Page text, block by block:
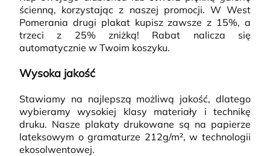
ścienną, korzystając z naszej promocji. W West
Pomerania drugi plakat kupisz zawsze z 15%, a
trzeci z 25% zniżką! Rabat nalicza się
automatycznie w Twoim koszyku.
Wysoka jakość
Stawiamy na najlepszą możliwą jakość, dlatego
wybieramy wysokiej klasy materiały i technikę
druku. Nasze plakaty drukowane są na papierze
lateksowym o gramaturze 212g/m², w technologii
ekosolwentowej.